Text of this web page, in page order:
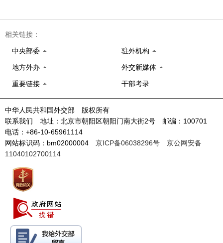
相关链接：
中央部委 驻外机构
地方外办 外交新媒体
重要链接 干部考录
中华人民共和国外交部 版权所有
联系我们 地址：北京市朝阳区朝阳门南大街2号 邮编：100701
电话：+86-10-65961114
网站标识码：bm02000004 京ICP备06038296号
京公网安备
11040102700114